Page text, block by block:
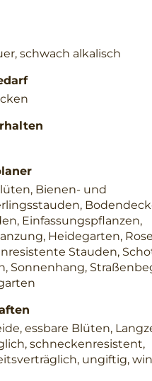
schwach alkalisch
Bienen- und
Einfassungspflanzen,
Heidegarten,
Stauden,
Sonnenhang,
essbare Blüten,
schneckenresistent,
ungiftig,